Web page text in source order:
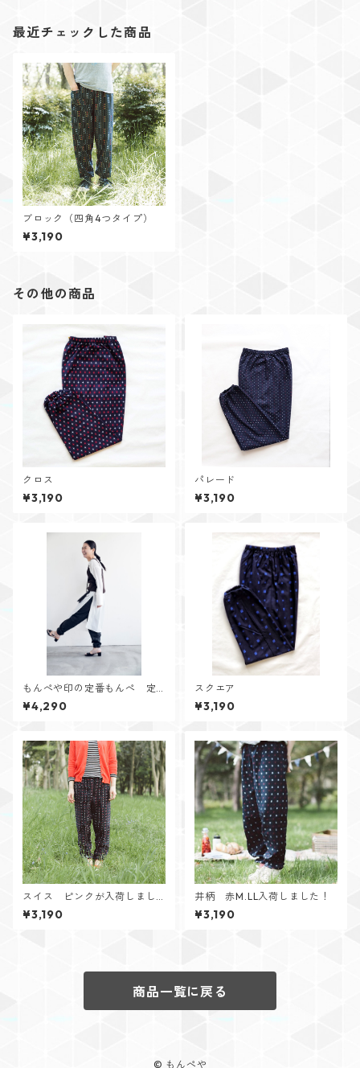
最近チェックした商品
ブロック（四角4つタイプ）
¥3,190
その他の商品
クロス
¥3,190
パレード
¥3,190
もんぺや印の定番もんぺ 定
番カラー
¥4,290
スクエア
¥3,190
スイス ピンクが入荷しまし
た！
¥3,190
井柄 赤M.LL入荷しました！
¥3,190
商品一覧に戻る
© もんぺや